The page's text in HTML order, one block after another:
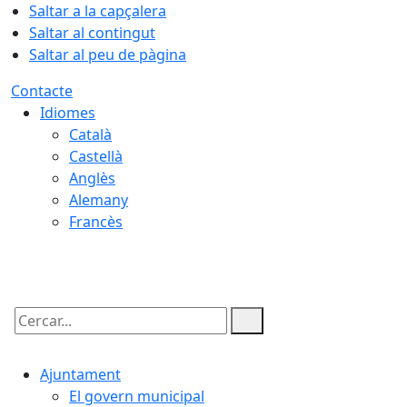
Saltar a la capçalera
Saltar al contingut
Saltar al peu de pàgina
Contacte
Idiomes
Català
Castellà
Anglès
Alemany
Francès
Cercar:
Ajuntament
El govern municipal